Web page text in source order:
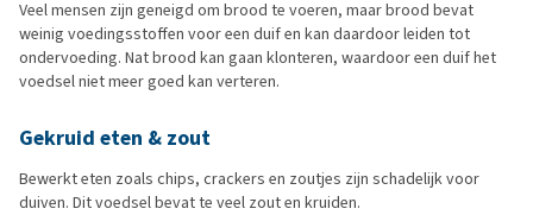
Veel mensen zijn geneigd om brood te voeren, maar brood bevat
weinig voedingsstoffen voor een duif en kan daardoor leiden tot
ondervoeding. Nat brood kan gaan klonteren, waardoor een duif het
voedsel niet meer goed kan verteren.
Gekruid eten & zout
Bewerkt eten zoals chips, crackers en zoutjes zijn schadelijk voor
duiven. Dit voedsel bevat te veel zout en kruiden.